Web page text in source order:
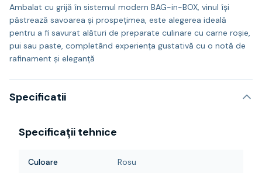
Ambalat cu grijă în sistemul modern BAG-in-BOX, vinul își
păstrează savoarea și prospețimea, este alegerea ideală
pentru a fi savurat alături de preparate culinare cu carne roșie,
pui sau paste, completând experiența gustativă cu o notă de
rafinament și eleganță
Specificatii
Specificații tehnice
Culoare Rosu